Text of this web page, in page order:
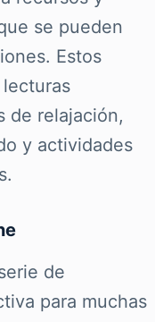
se pueden
Estos
de relajación,
y actividades
de
para muchas